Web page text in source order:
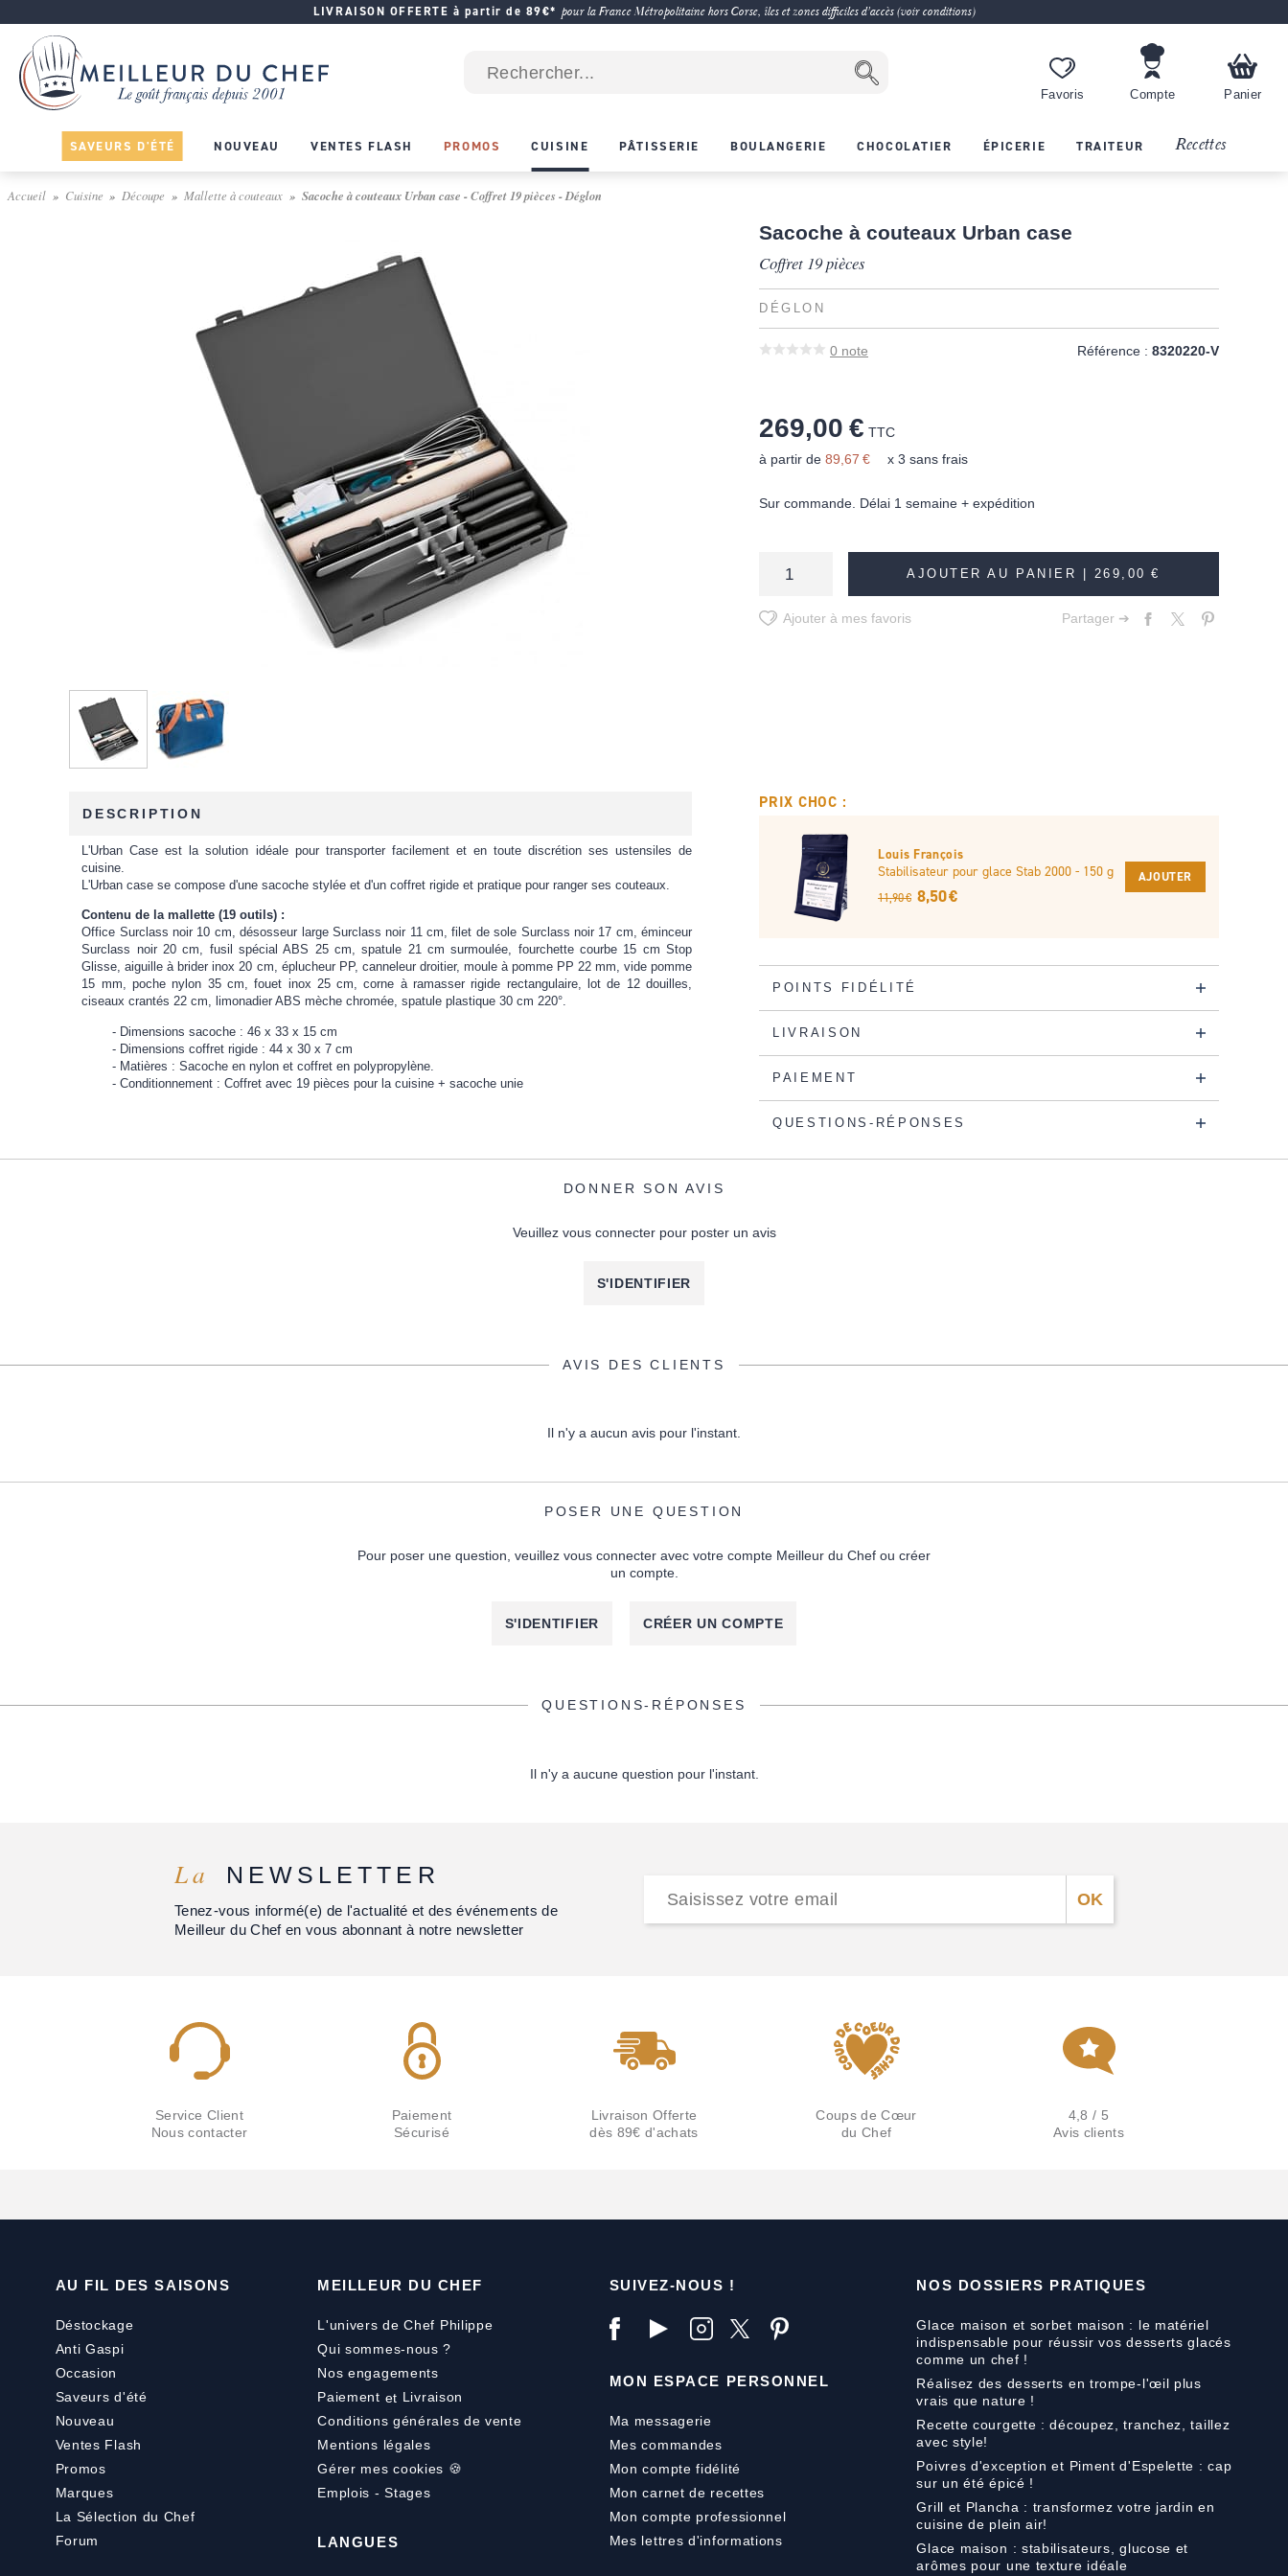
LIVRAISON OFFERTE à partir de 89€* pour la France Métropolitaine hors Corse, îles et zones difficiles d'accès (voir conditions)
Favoris Compte Panier
SAVEURS D'ÉTÉ NOUVEAU VENTES FLASH PROMOS CUISINE PÂTISSERIE BOULANGERIE CHOCOLATIER ÉPICERIE TRAITEUR Recettes
Accueil Cuisine Découpe Mallette à couteaux Sacoche à couteaux Urban case - Coffret 19 pièces - Déglon
Sacoche à couteaux Urban case
Coffret 19 pièces
DÉGLON
0 note Référence : 8320220-V
269,00 € TTC
à partir de 89,67 € x 3 sans frais
Sur commande. Délai 1 semaine + expédition
AJOUTER AU PANIER | 269,00 €
Ajouter à mes favoris Partager ➔
DESCRIPTION
L'Urban Case est la solution idéale pour transporter facilement et en toute discrétion ses ustensiles de
cuisine.
L'Urban case se compose d'une sacoche stylée et d'un coffret rigide et pratique pour ranger ses couteaux.
Contenu de la mallette (19 outils) :
Office Surclass noir 10 cm, désosseur large Surclass noir 11 cm, filet de sole Surclass noir 17 cm, éminceur
Surclass noir 20 cm, fusil spécial ABS 25 cm, spatule 21 cm surmoulée, fourchette courbe 15 cm Stop
Glisse, aiguille à brider inox 20 cm, éplucheur PP, canneleur droitier, moule à pomme PP 22 mm, vide pomme
15 mm, poche nylon 35 cm, fouet inox 25 cm, corne à ramasser rigide rectangulaire, lot de 12 douilles,
ciseaux crantés 22 cm, limonadier ABS mèche chromée, spatule plastique 30 cm 220°.
Dimensions sacoche : 46 x 33 x 15 cm
Dimensions coffret rigide : 44 x 30 x 7 cm
Matières : Sacoche en nylon et coffret en polypropylène.
Conditionnement : Coffret avec 19 pièces pour la cuisine + sacoche unie
PRIX CHOC :
Louis François
Stabilisateur pour glace Stab 2000 - 150 g
11,90 € 8,50 €
AJOUTER
POINTS FIDÉLITÉ
LIVRAISON
PAIEMENT
QUESTIONS-RÉPONSES
DONNER SON AVIS
Veuillez vous connecter pour poster un avis
S'IDENTIFIER
AVIS DES CLIENTS
Il n'y a aucun avis pour l'instant.
POSER UNE QUESTION
Pour poser une question, veuillez vous connecter avec votre compte Meilleur du Chef ou créer
un compte.
S'IDENTIFIER CRÉER UN COMPTE
QUESTIONS-RÉPONSES
Il n'y a aucune question pour l'instant.
La NEWSLETTER
Tenez-vous informé(e) de l'actualité et des événements de
Meilleur du Chef en vous abonnant à notre newsletter
Service Client
Nous contacter
Paiement
Sécurisé
Livraison Offerte
dès 89€ d'achats
Coups de Cœur
du Chef
4,8 / 5
Avis clients
AU FIL DES SAISONS
Déstockage
Anti Gaspi
Occasion
Saveurs d'été
Nouveau
Ventes Flash
Promos
Marques
La Sélection du Chef
Forum
MEILLEUR DU CHEF
L'univers de Chef Philippe
Qui sommes-nous ?
Nos engagements
Paiement et Livraison
Conditions générales de vente
Mentions légales
Gérer mes cookies 🍪
Emplois - Stages
LANGUES
SUIVEZ-NOUS !
MON ESPACE PERSONNEL
Ma messagerie
Mes commandes
Mon compte fidélité
Mon carnet de recettes
Mon compte professionnel
Mes lettres d'informations
NOS DOSSIERS PRATIQUES
Glace maison et sorbet maison : le matériel
indispensable pour réussir vos desserts glacés
comme un chef !
Réalisez des desserts en trompe-l'œil plus
vrais que nature !
Recette courgette : découpez, tranchez, taillez
avec style!
Poivres d'exception et Piment d'Espelette : cap
sur un été épicé !
Grill et Plancha : transformez votre jardin en
cuisine de plein air!
Glace maison : stabilisateurs, glucose et
arômes pour une texture idéale